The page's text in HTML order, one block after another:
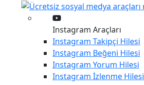
Instagram Araçları
Instagram Takipçi Hilesi
Instagram Beğeni Hilesi
Instagram Yorum Hilesi
Instagram İzlenme Hilesi